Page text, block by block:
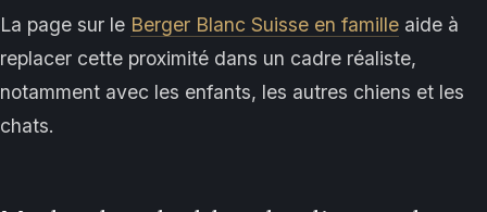
La page sur le Berger Blanc Suisse en famille aide à
replacer cette proximité dans un cadre réaliste,
notamment avec les enfants, les autres chiens et les
chats.